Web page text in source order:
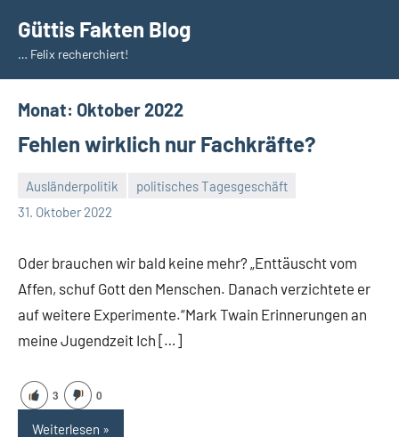
Inhalt
springen
Güttis Fakten Blog
… Felix recherchiert!
Monat: Oktober 2022
Fehlen wirklich nur Fachkräfte?
Ausländerpolitik
politisches Tagesgeschäft
31. Oktober 2022
Guetti
Keine
Oder brauchen wir bald keine mehr? „Enttäuscht vom
Affen, schuf Gott den Menschen. Danach verzichtete er
auf weitere Experimente.“Mark Twain Erinnerungen an
meine Jugendzeit Ich […]
3 0
Weiterlesen